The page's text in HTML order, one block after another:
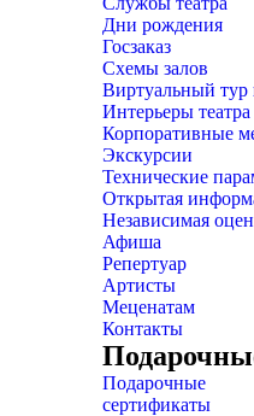
Дни рождения
Госзаказ
Схемы залов
Виртуальный тур
Интерьеры театра
Корпоративные
Экскурсии
Технические
Открытая
Независимая
Афиша
Репертуар
Артисты
Меценатам
Контакты
Подарочные
сертификаты